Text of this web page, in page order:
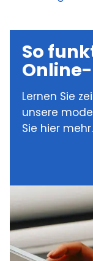
So
Lernen Sie
unsere
Sie hier mehr.